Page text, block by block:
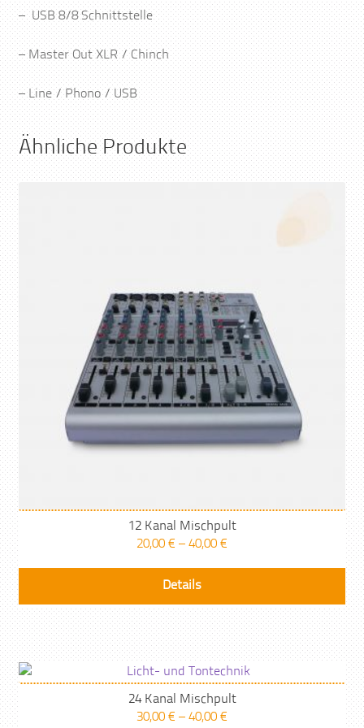
– USB 8/8 Schnittstelle
– Master Out XLR / Chinch
– Line / Phono / USB
Ähnliche Produkte
12 Kanal Mischpult
20,00 € – 40,00 €
Details
Die
24 Kanal Mischpult
30,00 € – 40,00 €